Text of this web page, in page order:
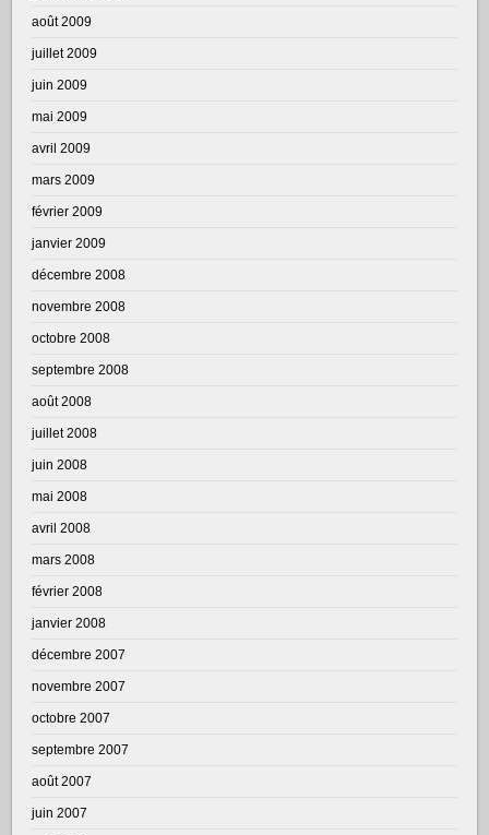
août 2009
juillet 2009
juin 2009
mai 2009
avril 2009
mars 2009
février 2009
janvier 2009
décembre 2008
novembre 2008
octobre 2008
septembre 2008
août 2008
juillet 2008
juin 2008
mai 2008
avril 2008
mars 2008
février 2008
janvier 2008
décembre 2007
novembre 2007
octobre 2007
septembre 2007
août 2007
juin 2007